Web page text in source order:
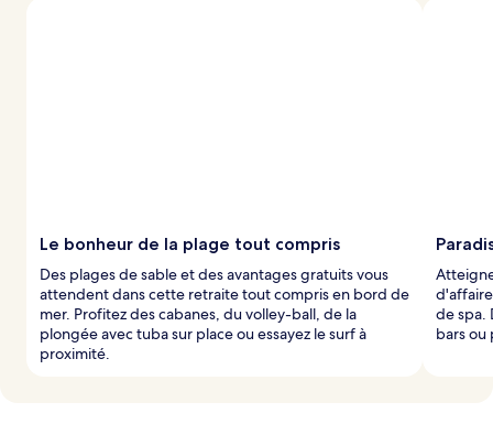
Le bonheur de la plage tout compris
Des plages de sable et des avantages gratuits vous
attendent dans cette retraite tout compris en bord de
mer. Profitez des cabanes, du volley-ball, de la
plongée avec tuba sur place ou essayez le surf à
proximité.
de spa.
bars ou